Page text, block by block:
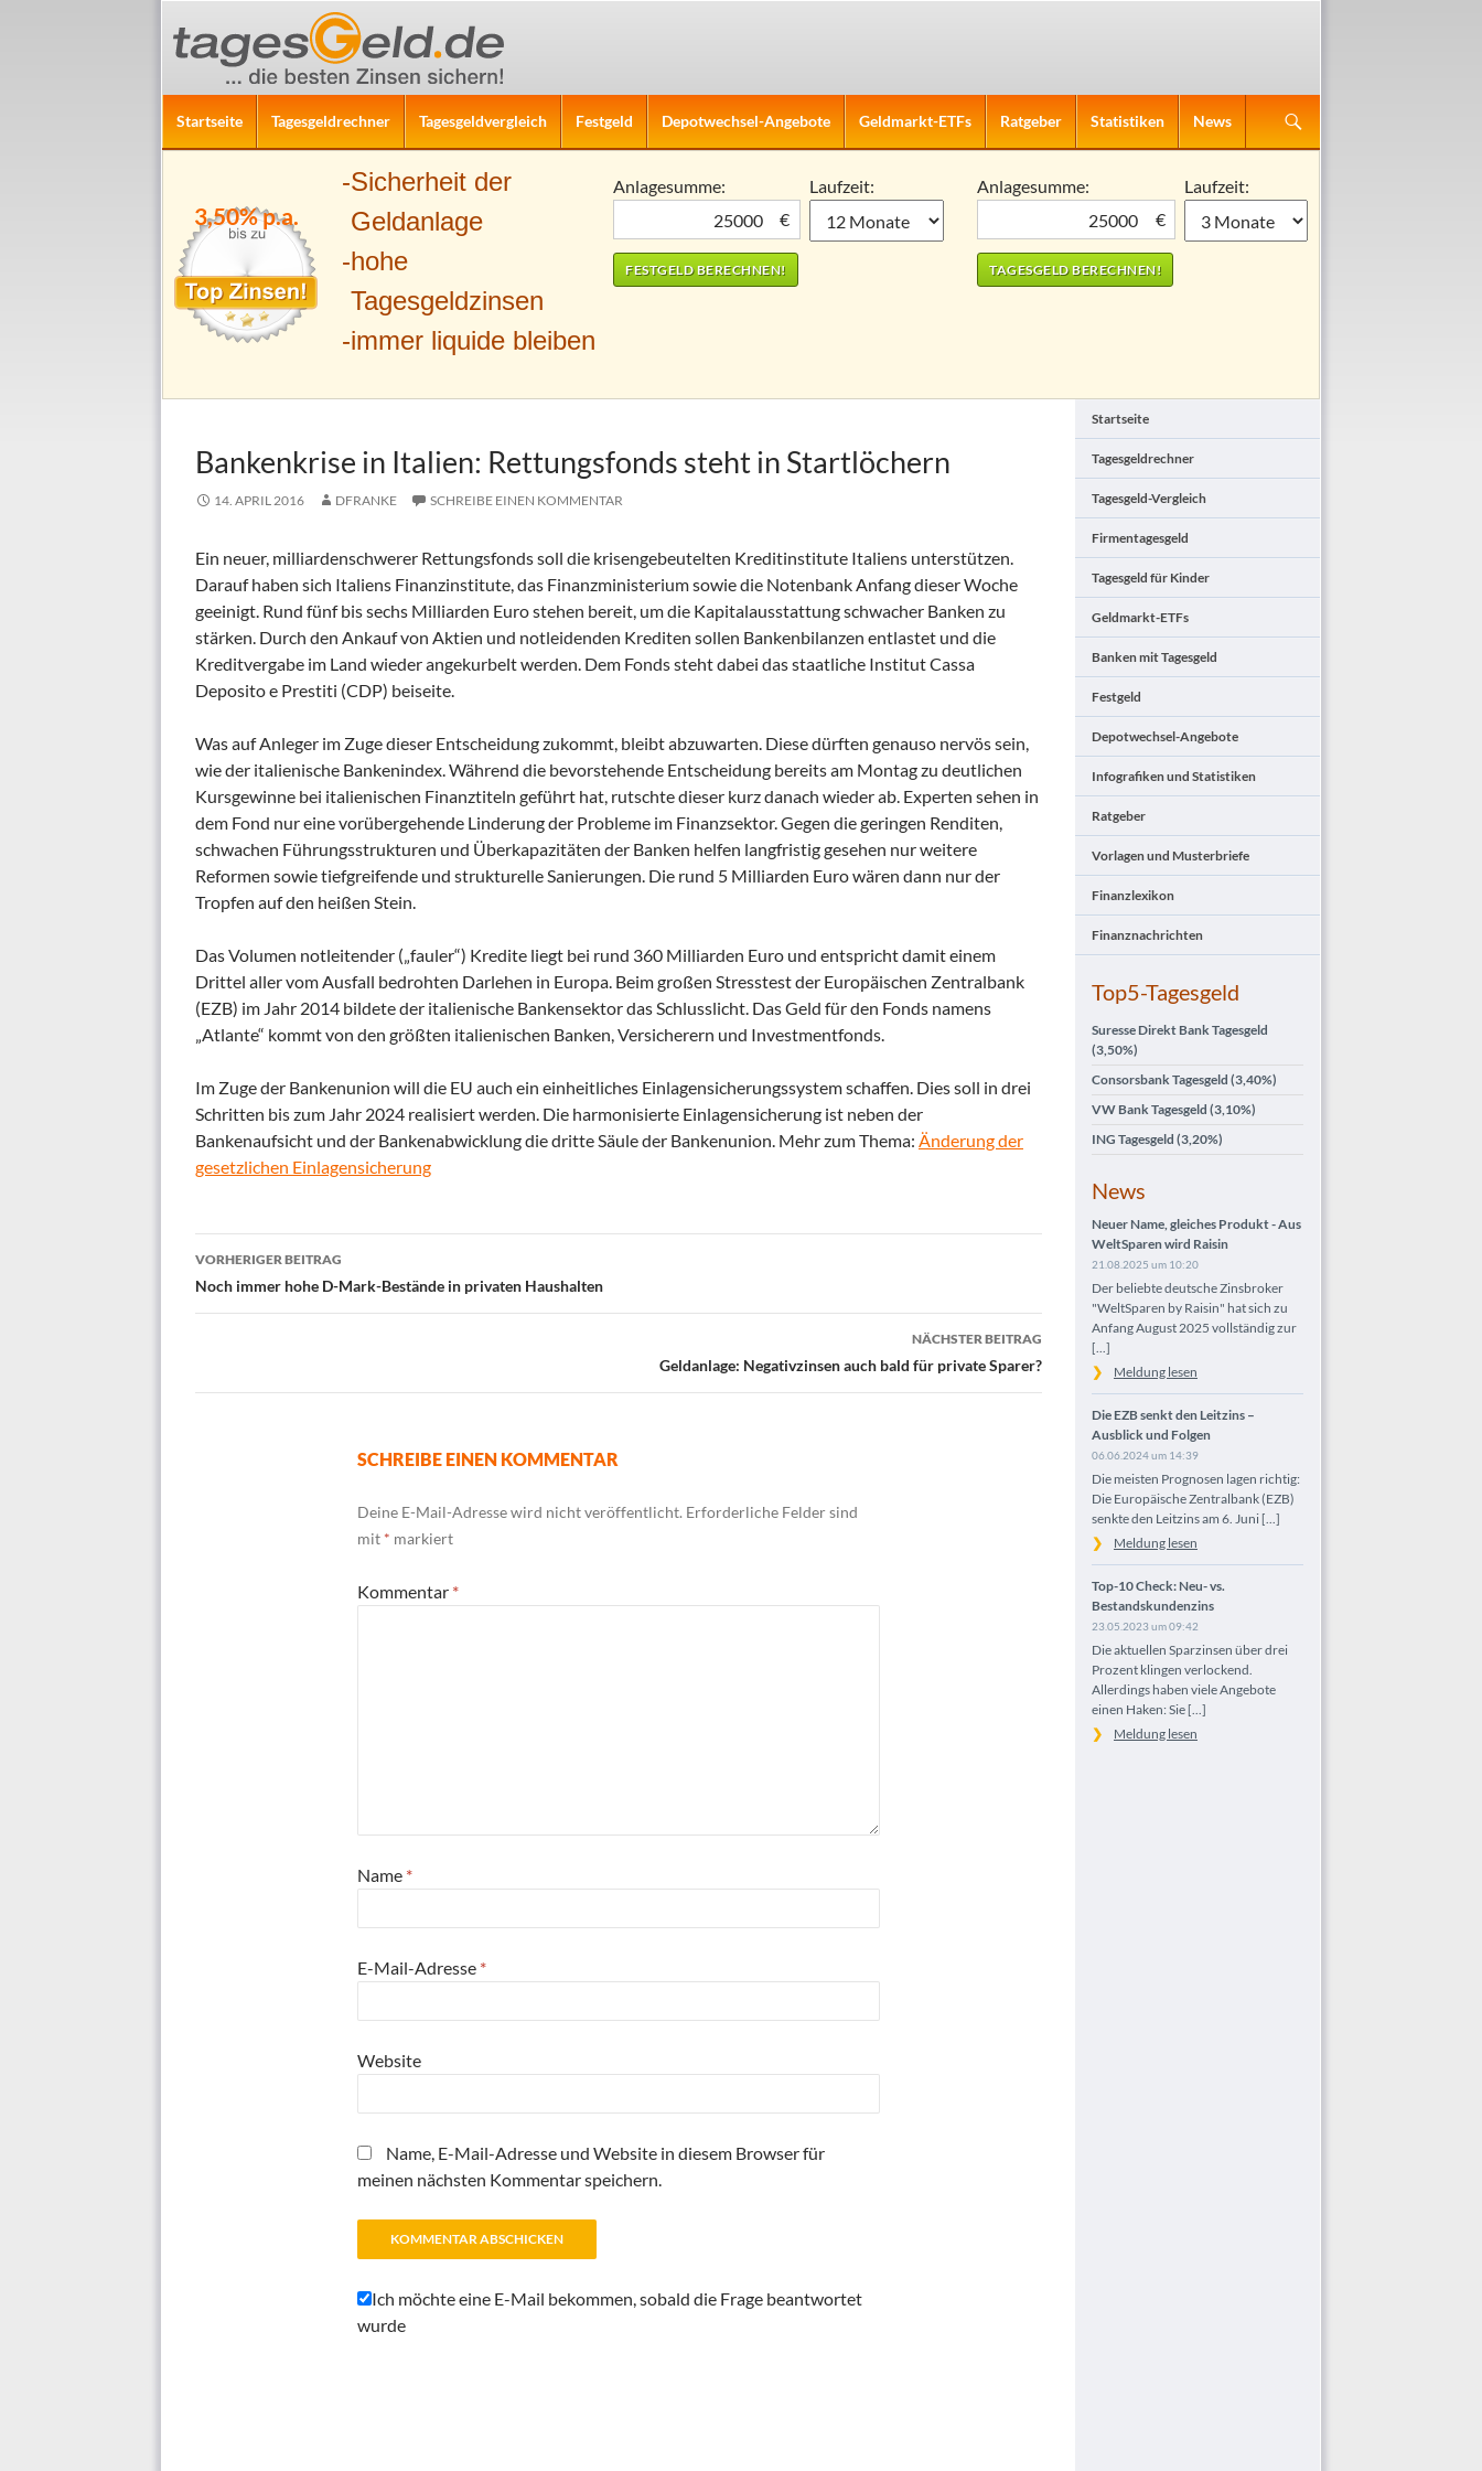
Startseite Tagesgeldrechner Tagesgeldvergleich Festgeld Depotwechsel-Angebote Geldmarkt-ETFs Ratgeber Statistiken News
3,50% p.a.
Sicherheit der
Geldanlage
hohe
Tagesgeldzinsen
immer liquide bleiben
Anlagesumme:
€
Laufzeit:
Anlagesumme:
€
Laufzeit:
Bankenkrise in Italien: Rettungsfonds steht in Startlöchern
14. APRIL 2016 DFRANKE SCHREIBE EINEN KOMMENTAR
Ein neuer, milliardenschwerer Rettungsfonds soll die krisengebeutelten Kreditinstitute Italiens unterstützen.
Darauf haben sich Italiens Finanzinstitute, das Finanzministerium sowie die Notenbank Anfang dieser Woche
geeinigt. Rund fünf bis sechs Milliarden Euro stehen bereit, um die Kapitalausstattung schwacher Banken zu
stärken. Durch den Ankauf von Aktien und notleidenden Krediten sollen Bankenbilanzen entlastet und die
Kreditvergabe im Land wieder angekurbelt werden. Dem Fonds steht dabei das staatliche Institut Cassa
Deposito e Prestiti (CDP) beiseite.
Was auf Anleger im Zuge dieser Entscheidung zukommt, bleibt abzuwarten. Diese dürften genauso nervös sein,
wie der italienische Bankenindex. Während die bevorstehende Entscheidung bereits am Montag zu deutlichen
Kursgewinne bei italienischen Finanztiteln geführt hat, rutschte dieser kurz danach wieder ab. Experten sehen in
dem Fond nur eine vorübergehende Linderung der Probleme im Finanzsektor. Gegen die geringen Renditen,
schwachen Führungsstrukturen und Überkapazitäten der Banken helfen langfristig gesehen nur weitere
Reformen sowie tiefgreifende und strukturelle Sanierungen. Die rund 5 Milliarden Euro wären dann nur der
Tropfen auf den heißen Stein.
Das Volumen notleitender („fauler“) Kredite liegt bei rund 360 Milliarden Euro und entspricht damit einem
Drittel aller vom Ausfall bedrohten Darlehen in Europa. Beim großen Stresstest der Europäischen Zentralbank
(EZB) im Jahr 2014 bildete der italienische Bankensektor das Schlusslicht. Das Geld für den Fonds namens
„Atlante“ kommt von den größten italienischen Banken, Versicherern und Investmentfonds.
Im Zuge der Bankenunion will die EU auch ein einheitliches Einlagensicherungssystem schaffen. Dies soll in drei
Schritten bis zum Jahr 2024 realisiert werden. Die harmonisierte Einlagensicherung ist neben der
Bankenaufsicht und der Bankenabwicklung die dritte Säule der Bankenunion. Mehr zum Thema: Änderung der
gesetzlichen Einlagensicherung
Beitrags-
Navigation
VORHERIGER BEITRAG
Noch immer hohe D-Mark-Bestände in privaten Haushalten
NÄCHSTER BEITRAG
Geldanlage: Negativzinsen auch bald für private Sparer?
SCHREIBE EINEN KOMMENTAR
Deine E-Mail-Adresse wird nicht veröffentlicht. Erforderliche Felder sind
mit * markiert
Kommentar *
Name *
E-Mail-Adresse *
Website
Name, E-Mail-Adresse und Website in diesem Browser für
meinen nächsten Kommentar speichern.
Ich möchte eine E-Mail bekommen, sobald die Frage beantwortet
wurde
Startseite
Tagesgeldrechner
Tagesgeld-Vergleich
Firmentagesgeld
Tagesgeld für Kinder
Geldmarkt-ETFs
Banken mit Tagesgeld
Festgeld
Depotwechsel-Angebote
Infografiken und Statistiken
Ratgeber
Vorlagen und Musterbriefe
Finanzlexikon
Finanznachrichten
Top5-Tagesgeld
Suresse Direkt Bank Tagesgeld
(3,50%)
Consorsbank Tagesgeld (3,40%)
VW Bank Tagesgeld (3,10%)
ING Tagesgeld (3,20%)
News
Neuer Name, gleiches Produkt - Aus
WeltSparen wird Raisin
21.08.2025 um 10:20
Der beliebte deutsche Zinsbroker
"WeltSparen by Raisin" hat sich zu
Anfang August 2025 vollständig zur
[...]
Meldung lesen
Die EZB senkt den Leitzins –
Ausblick und Folgen
06.06.2024 um 14:39
Die meisten Prognosen lagen richtig:
Die Europäische Zentralbank (EZB)
senkte den Leitzins am 6. Juni [...]
Meldung lesen
Top-10 Check: Neu- vs.
Bestandskundenzins
23.05.2023 um 09:42
Die aktuellen Sparzinsen über drei
Prozent klingen verlockend.
Allerdings haben viele Angebote
einen Haken: Sie [...]
Meldung lesen